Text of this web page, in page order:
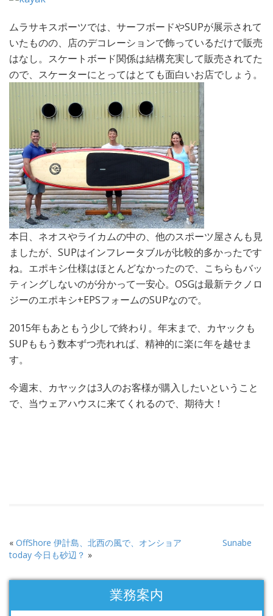
ムラサキスポーツでは、サーフボードやSUPが展示されて
いたものの、店のデコレーションで飾っているだけで販売
はなし。スケートボード関係は結構充実して販売されてた
ので、スケーターにとってはとても面白いお店でしょう。
本日、ネオスやライカムの中の、他のスポーツ屋さんも見
ましたが、SUPはインフレータブルが比較的多かったです
ね。エポキシ仕様はほとんどなかったので、こちらもバッ
ティングしないのが分かって一安心。OSGは最新テクノロ
ジーのエポキシ+EPSフォームのSUPなので。
2015年もあともう少しで終わり。年末まで、カヤックも
SUPももう数本ずつ売れれば、精神的に楽に年を越せま
す。
今週末、カヤックは3人のお客様が購入したいということ
で、当ウェアハウスに来てくれるので、期待大！
« OffShore 伊計島、北西の風で、オンショア
Sunabe
today 今日も砂辺？ »
業務案内